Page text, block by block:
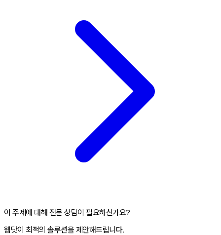
이 주제에 대해 전문 상담이 필요하신가요?
웹닷이 최적의 솔루션을 제안해드립니다.